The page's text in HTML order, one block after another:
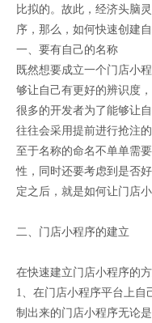
比拟的。故此，经济头脑
序，那么，如何快速创建
一、要有自己的名称
既然想要成立一个门店小
够让自己有更好的辨识度
很多的开发者为了能够让
往往会采用提前进行抢注
至于名称的命名不单单需
性，同时还要考虑到是否
定之后，就是如何让门店
二、门店小程序的建立
在快速建立门店小程序的
1、在门店小程序平台上
制出来的门店小程序无论